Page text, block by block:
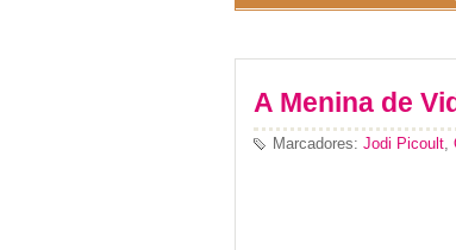
A Menina de
Marcadores: Jodi Picoult